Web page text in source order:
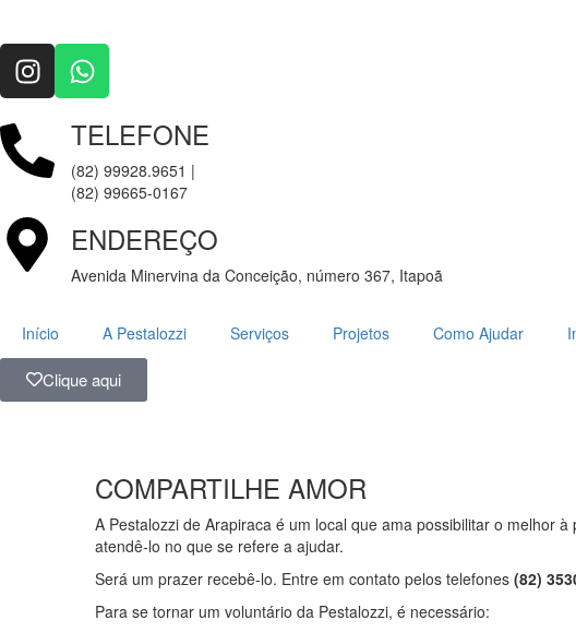
TELEFONE
(82) 99928.9651 |
(82) 99665-0167
ENDEREÇO
Avenida Minervina da Conceição, número 367, Itapoã
Início A Pestalozzi Serviços Projetos Como Ajudar
Clique aqui
COMPARTILHE AMOR
A Pestalozzi de Arapiraca é um local que ama possibilitar o melhor
atendê-lo no que se refere a ajudar.
Será um prazer recebê-lo. Entre em contato pelos telefones (82)
Para se tornar um voluntário da Pestalozzi, é necessário: